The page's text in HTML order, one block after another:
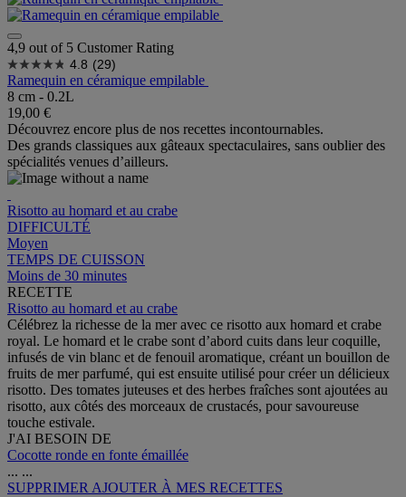
4,9 out of 5 Customer Rating
4.8 (29)
Ramequin en céramique empilable
8 cm - 0.2L
19,00 €
Découvrez encore plus de nos recettes incontournables.
Des grands classiques aux gâteaux spectaculaires, sans oublier des
spécialités venues d’ailleurs.
Risotto au homard et au crabe
DIFFICULTÉ
Moyen
TEMPS DE CUISSON
Moins de 30 minutes
RECETTE
Risotto au homard et au crabe
Célébrez la richesse de la mer avec ce risotto aux homard et crabe
royal. Le homard et le crabe sont d’abord cuits dans leur coquille,
infusés de vin blanc et de fenouil aromatique, créant un bouillon de
fruits de mer parfumé, qui est ensuite utilisé pour créer un délicieux
risotto. Des tomates juteuses et des herbes fraîches sont ajoutées au
risotto, aux côtés des morceaux de crustacés, pour savoureuse
touche estivale.
J'AI BESOIN DE
Cocotte ronde en fonte émaillée
... ...
SUPPRIMER AJOUTER À MES RECETTES